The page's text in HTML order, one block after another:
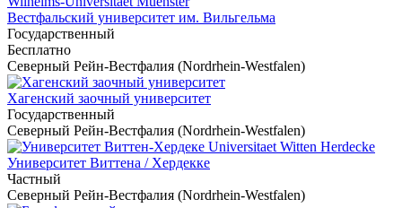
Вестфальский университет им. Вильгельма
Государственный
Бесплатно
Северный Рейн-Вестфалия (Nordrhein-Westfalen)
Хагенский заочный университет
Государственный
Северный Рейн-Вестфалия (Nordrhein-Westfalen)
Университет Виттена / Хердекке
Частный
Северный Рейн-Вестфалия (Nordrhein-Westfalen)